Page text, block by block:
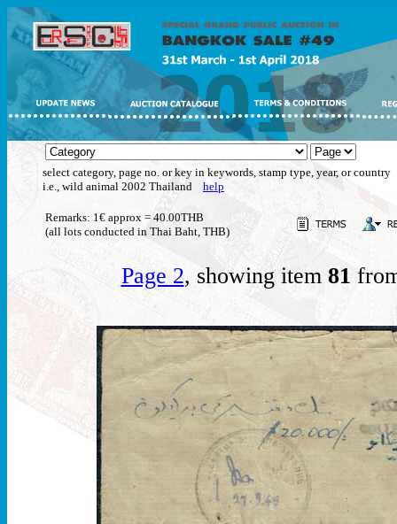
select category, page no. or key in keywords, stamp type, year, or country
i.e., wild animal 2002 Thailand help
Remarks: 1€ approx = 40.00THB
(all lots conducted in Thai Baht, THB)
Page 2, showing item 81